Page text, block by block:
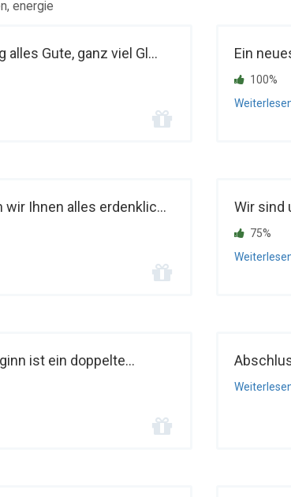
energie
Gute, ganz viel Gl... Ein
100%
Ihnen alles erdenklic... Wir sind
75%
ist ein doppelte...